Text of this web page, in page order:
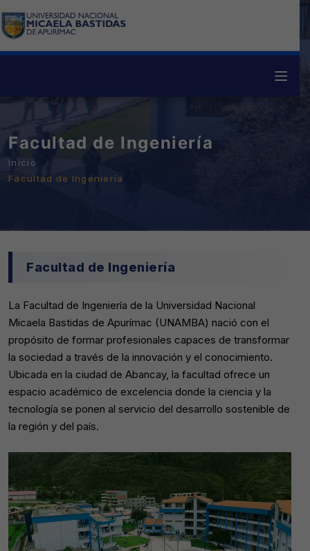
Facultad de Ingeniería
Facultad de Ingeniería
Facultad de Ingeniería
La Facultad de Ingeniería de la Universidad Nacional
Micaela Bastidas de Apurímac (UNAMBA) nació con el
propósito de formar profesionales capaces de transformar
la sociedad a través de la innovación y el conocimiento.
Ubicada en la ciudad de Abancay, la facultad ofrece un
espacio académico de excelencia donde la ciencia y la
tecnología se ponen al servicio del desarrollo sostenible de
la región y del país.